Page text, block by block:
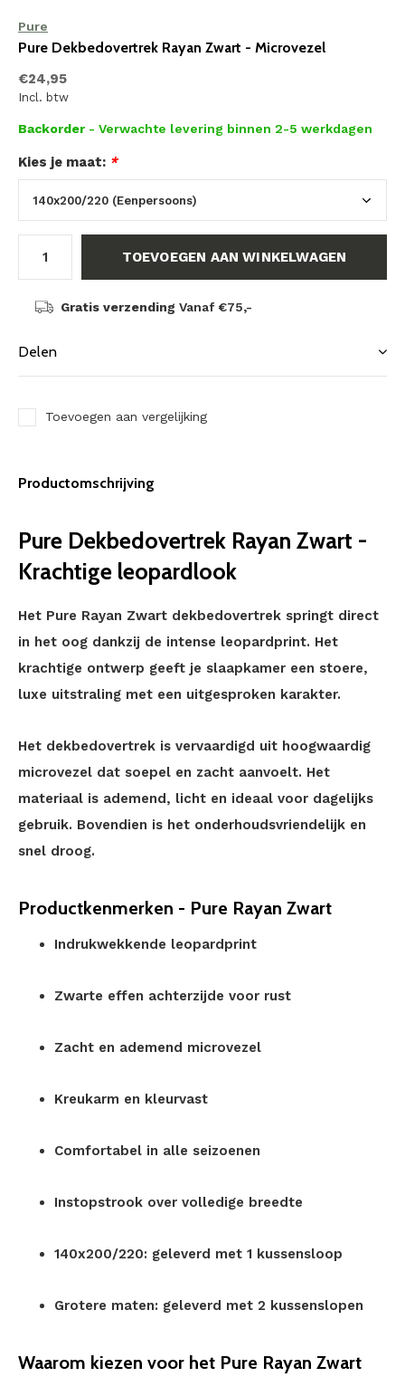
Pure
Pure Dekbedovertrek Rayan Zwart - Microvezel
€24,95
Incl. btw
Backorder - Verwachte levering binnen 2-5 werkdagen
Kies je maat: *
TOEVOEGEN AAN WINKELWAGEN
Gratis verzending Vanaf €75,-
Delen
Toevoegen aan vergelijking
Productomschrijving
Pure Dekbedovertrek Rayan Zwart -
Krachtige leopardlook
Het Pure Rayan Zwart dekbedovertrek springt direct
in het oog dankzij de intense leopardprint. Het
krachtige ontwerp geeft je slaapkamer een stoere,
luxe uitstraling met een uitgesproken karakter.
Het dekbedovertrek is vervaardigd uit hoogwaardig
microvezel dat soepel en zacht aanvoelt. Het
materiaal is ademend, licht en ideaal voor dagelijks
gebruik. Bovendien is het onderhoudsvriendelijk en
snel droog.
Productkenmerken - Pure Rayan Zwart
Indrukwekkende leopardprint
Zwarte effen achterzijde voor rust
Zacht en ademend microvezel
Kreukarm en kleurvast
Comfortabel in alle seizoenen
Instopstrook over volledige breedte
140x200/220: geleverd met 1 kussensloop
Grotere maten: geleverd met 2 kussenslopen
Waarom kiezen voor het Pure Rayan Zwart